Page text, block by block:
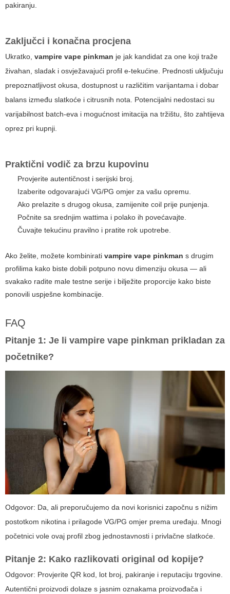
pakiranju.
Zaključci i konačna procjena
Ukratko, vampire vape pinkman je jak kandidat za one koji traže
živahan, sladak i osvježavajući profil e-tekućine. Prednosti uključuju
prepoznatljivost okusa, dostupnost u različitim varijantama i dobar
balans između slatkoće i citrusnih nota. Potencijalni nedostaci su
varijabilnost batch-eva i mogućnost imitacija na tržištu, što zahtijeva
oprez pri kupnji.
Praktični vodič za brzu kupovinu
Provjerite autentičnost i serijski broj.
Izaberite odgovarajući VG/PG omjer za vašu opremu.
Ako prelazite s drugog okusa, zamijenite coil prije punjenja.
Počnite sa srednjim wattima i polako ih povećavajte.
Čuvajte tekućinu pravilno i pratite rok upotrebe.
Ako želite, možete kombinirati vampire vape pinkman s drugim
profilima kako biste dobili potpuno novu dimenziju okusa — ali
svakako radite male testne serije i bilježite proporcije kako biste
ponovili uspješne kombinacije.
FAQ
Pitanje 1: Je li vampire vape pinkman prikladan za
početnike?
Odgovor: Da, ali preporučujemo da novi korisnici započnu s nižim
postotkom nikotina i prilagode VG/PG omjer prema uređaju. Mnogi
početnici vole ovaj profil zbog jednostavnosti i privlačne slatkoće.
Pitanje 2: Kako razlikovati original od kopije?
Odgovor: Provjerite QR kod, lot broj, pakiranje i reputaciju trgovine.
Autentični proizvodi dolaze s jasnim oznakama proizvođača i